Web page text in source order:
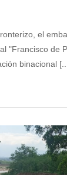
el
"Francisco de
binacional